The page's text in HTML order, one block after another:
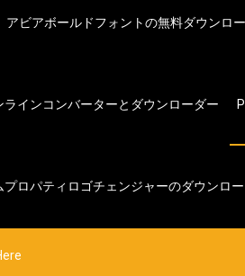
アビアボールドフォントの無料ダウンロ
ラインコンバーターとダウンローダー
プロパティロゴチェンジャーのダウンロ